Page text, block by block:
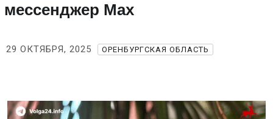
мессенджер Max
29 ОКТЯБРЯ, 2025 ОРЕНБУРГСКАЯ ОБЛАСТЬ